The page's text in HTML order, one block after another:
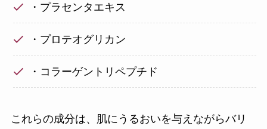
・プラセンタエキス
・プロテオグリカン
・コラーゲントリペプチド
これらの成分は、肌にうるおいを与えながらバリ